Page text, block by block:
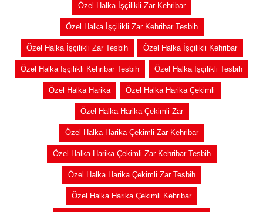
Özel Halka İşçilikli Zar Kehribar
Özel Halka İşçilikli Zar Kehribar Tesbih
Özel Halka İşçilikli Zar Tesbih Özel Halka İşçilikli Kehribar
Özel Halka İşçilikli Kehribar Tesbih Özel Halka İşçilikli Tesbih
Özel Halka Harika Özel Halka Harika Çekimli
Özel Halka Harika Çekimli Zar
Özel Halka Harika Çekimli Zar Kehribar
Özel Halka Harika Çekimli Zar Kehribar Tesbih
Özel Halka Harika Çekimli Zar Tesbih
Özel Halka Harika Çekimli Kehribar